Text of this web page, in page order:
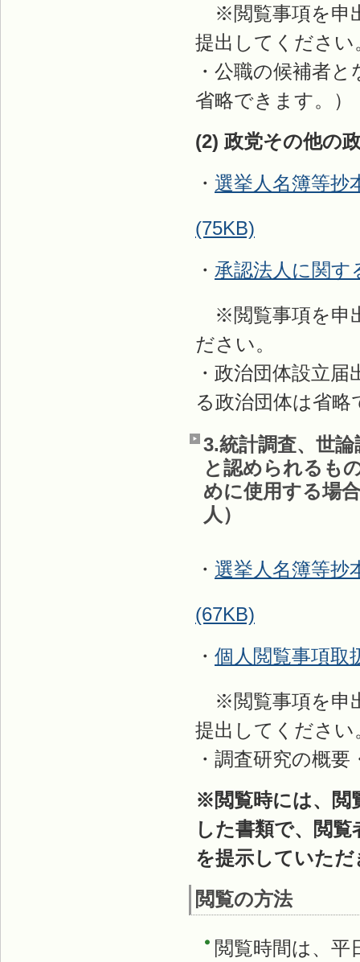
※閲覧事項を申
提出してください
・公職の候補者
省略できます。）
(2) 政党その他の
・ 選挙人名簿等抄
(75KB)
・ 承認法人に関す
※閲覧事項を申
ださい。
・政治団体設立
る政治団体は省略
3.統計調査、世
と認められるも
めに使用する場
人）
・ 選挙人名簿等抄
(67KB)
・ 個人閲覧事項取
※閲覧事項を申
提出してください
・調査研究の概
※閲覧時には、閲
した書類で、閲
を提示していた
閲覧の方法
閲覧時間は、平